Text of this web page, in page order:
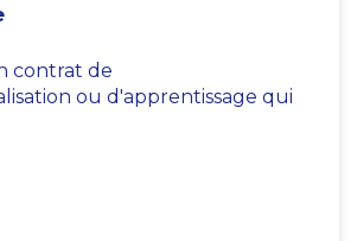
contrat de
ou d'apprentissage qui